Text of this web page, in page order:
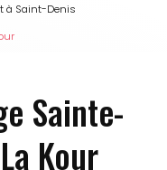
à Saint-Denis
Sainte-
Kour